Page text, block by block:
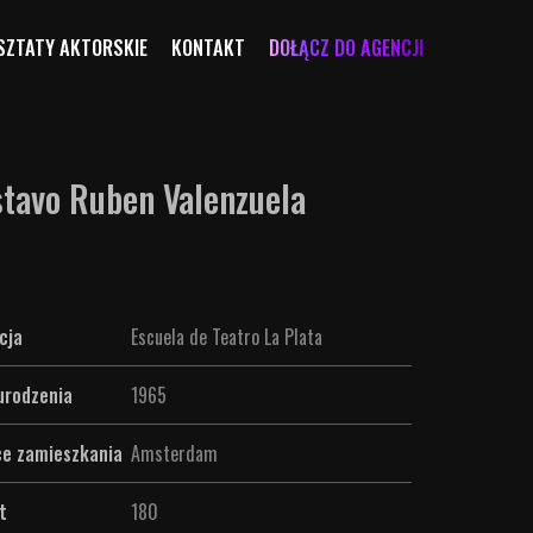
AKTORSKIE KONTAKT DOŁĄCZ DO AGENCJI
Ruben Valenzuela
Escuela de Teatro La Plata
1965
zamieszkania Amsterdam
180